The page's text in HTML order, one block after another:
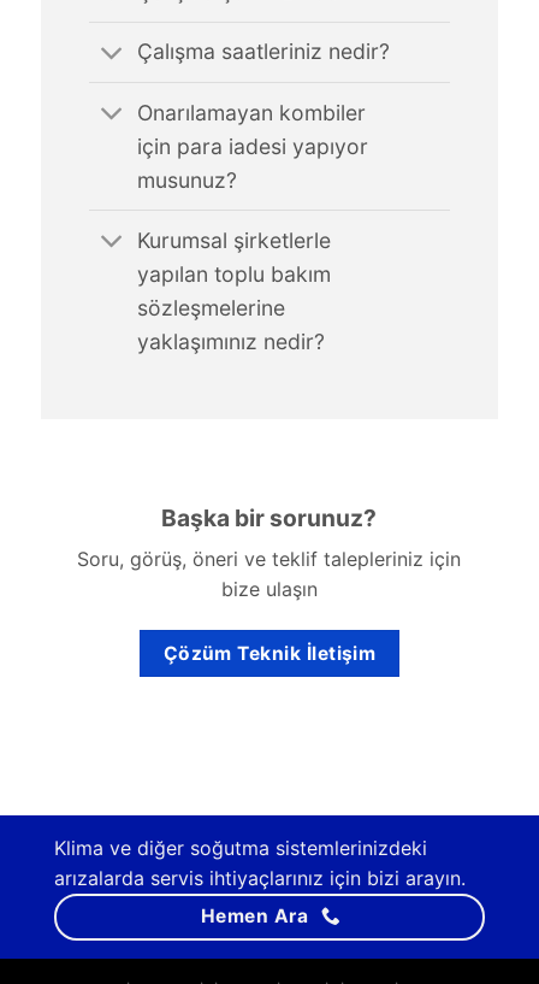
Çalışma saatleriniz nedir?
Onarılamayan kombiler
için para iadesi yapıyor
musunuz?
Kurumsal şirketlerle
yapılan toplu bakım
sözleşmelerine
yaklaşımınız nedir?
Başka bir sorunuz?
Soru, görüş, öneri ve teklif talepleriniz için
bize ulaşın
Çözüm Teknik İletişim
Klima ve diğer soğutma sistemlerinizdeki
arızalarda servis ihtiyaçlarınız için bizi arayın.
Hemen Ara